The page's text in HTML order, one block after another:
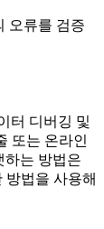
오류를 검증
터 디버깅 및
또는 온라인
하는 방법은
방법을 사용해